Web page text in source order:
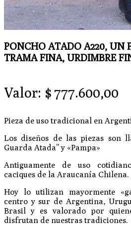
PONCHO ATADO A220, UN
TRAMA FINA, URDIMBRE
Valor: $ 777.600,00
Pieza de uso tradicional en
Los diseños de las piezas son
Guarda Atada” y «Pampa»
Antiguamente de uso
caciques de la Araucanía Chilena.
Hoy lo utilizan mayormente
centro y sur de Argentina,
Brasil y es valorado por
disfrutan de nuestras tradiciones.